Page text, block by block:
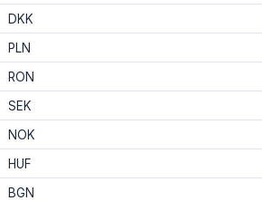
DKK
PLN
RON
SEK
NOK
HUF
BGN